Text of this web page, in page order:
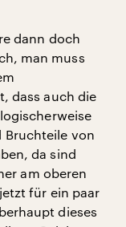
dann doch
man muss
dass auch die
Bruchteile von
da sind
am oberen
für ein paar
dieses